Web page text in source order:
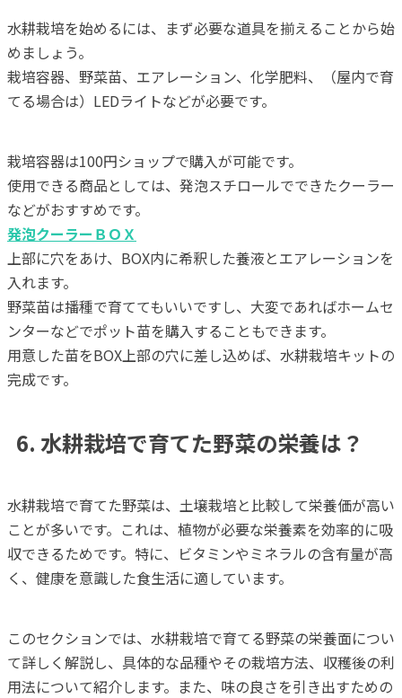
水耕栽培を始めるには、まず必要な道具を揃えることから始
めましょう。
栽培容器、野菜苗、エアレーション、化学肥料、（屋内で育
てる場合は）LEDライトなどが必要です。
栽培容器は100円ショップで購入が可能です。
使用できる商品としては、発泡スチロールでできたクーラー
などがおすすめです。
発泡クーラーＢＯＸ
上部に穴をあけ、BOX内に希釈した養液とエアレーションを
入れます。
野菜苗は播種で育ててもいいですし、大変であればホームセ
ンターなどでポット苗を購入することもできます。
用意した苗をBOX上部の穴に差し込めば、水耕栽培キットの
完成です。
6. 水耕栽培で育てた野菜の栄養は？
水耕栽培で育てた野菜は、土壌栽培と比較して栄養価が高い
ことが多いです。これは、植物が必要な栄養素を効率的に吸
収できるためです。特に、ビタミンやミネラルの含有量が高
く、健康を意識した食生活に適しています。
このセクションでは、水耕栽培で育てる野菜の栄養面につい
て詳しく解説し、具体的な品種やその栽培方法、収穫後の利
用法について紹介します。また、味の良さを引き出すための